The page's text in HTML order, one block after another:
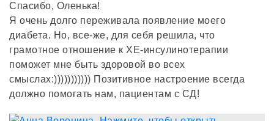
Спасибо, Оленька!
Я очень долго переживала появление моего
диабета. Но, все-же, для себя решила, что
грамотное отношение к ХЕ-инсулинотерапии
поможет мне быть здоровой во всех
смыслах:))))))))))) Позитивное настроение всегда
должно помогать нам, пациентам с СД!